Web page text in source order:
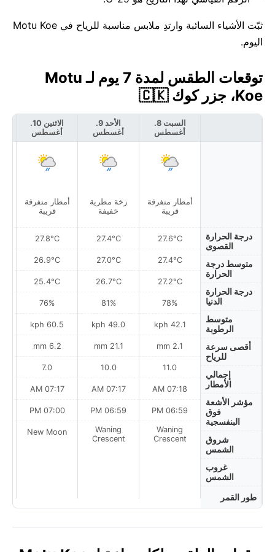
ثبّت الأشياء السائبة وارتدِ ملابس مناسبة للرياح في Motu Koe
اليوم.
توقعات الطقس لمدة 7 يوم لـ Motu
Koe، جزر كوك 🇨🇰
درجة الحرارة
القصوى
متوسط درجة
الحرارة
درجة الحرارة
الدنيا
متوسط
الرطوبة
أقصى سرعة
للرياح
إجمالي
الأمطار
مؤشر الأشعة
فوق
البنفسجية
شروق
الشمس
غروب
الشمس
طور القمر
السبت 8.
أغسطس
أمطار متفرقة
قريبة
27.6°C
27.4°C
27.2°C
78%
42.1 kph
2.1 mm
11.0
07:18 AM
06:59 PM
Waning
Crescent
الأحد 9.
أغسطس
زخة مطرية
خفيفة
27.4°C
27.0°C
26.7°C
81%
49.0 kph
21.1 mm
10.0
07:17 AM
06:59 PM
Waning
Crescent
الاثنين 10.
أغسطس
أمطار متفرقة
قريبة
27.8°C
26.9°C
25.4°C
76%
60.5 kph
6.2 mm
7.0
07:17 AM
07:00 PM
New Moon